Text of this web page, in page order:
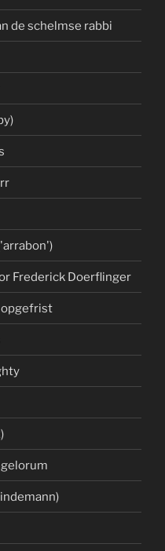
de schelmse rabbi
Frederick Doerflinger